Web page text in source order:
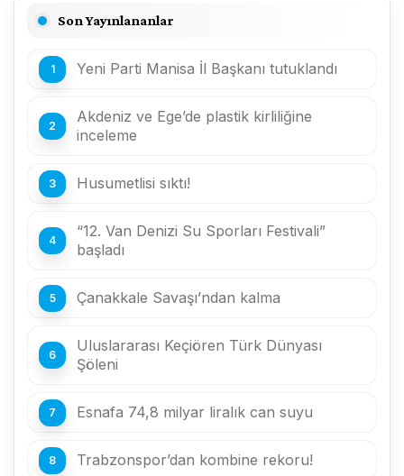
Son Yayınlananlar
Yeni Parti Manisa İl Başkanı tutuklandı
Akdeniz ve Ege’de plastik kirliliğine
inceleme
Husumetlisi sıktı!
“12. Van Denizi Su Sporları Festivali”
başladı
Çanakkale Savaşı’ndan kalma
Uluslararası Keçiören Türk Dünyası
Şöleni
Esnafa 74,8 milyar liralık can suyu
Trabzonspor’dan kombine rekoru!